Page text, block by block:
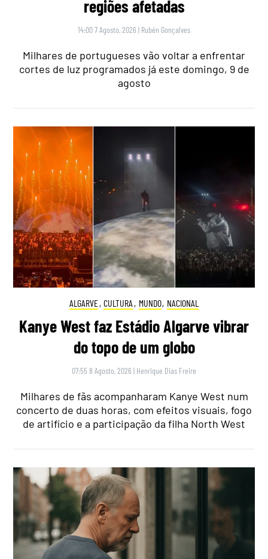
regiões afetadas
14:00 7 Agosto, 2026 | Rubén Gonçalves
Milhares de portugueses vão voltar a enfrentar
cortes de luz programados já este domingo, 9 de
agosto
ALGARVE, CULTURA , MUNDO, NACIONAL
Kanye West faz Estádio Algarve vibrar
do topo de um globo
07:55 8 Agosto, 2026 | Henrique Dias Freire
Milhares de fãs acompanharam Kanye West num
concerto de duas horas, com efeitos visuais, fogo
de artifício e a participação da filha North West